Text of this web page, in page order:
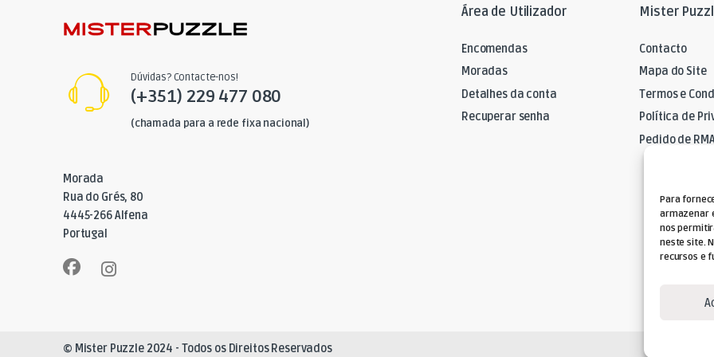
Para
armazenar
nos
neste site.
recursos e
Dúvidas? Contacte-nos!
(+351) 229 477 080
(chamada para a rede fixa nacional)
Morada
Rua do Grés, 80
4445-266 Alfena
Portugal
Área de Utilizador
Encomendas
Moradas
Detalhes da conta
Recuperar senha
Mister
Contacto
Mapa do Site
Termos e
Política de
Pedido de
© Mister Puzzle 2024 - Todos os Direitos Reservados